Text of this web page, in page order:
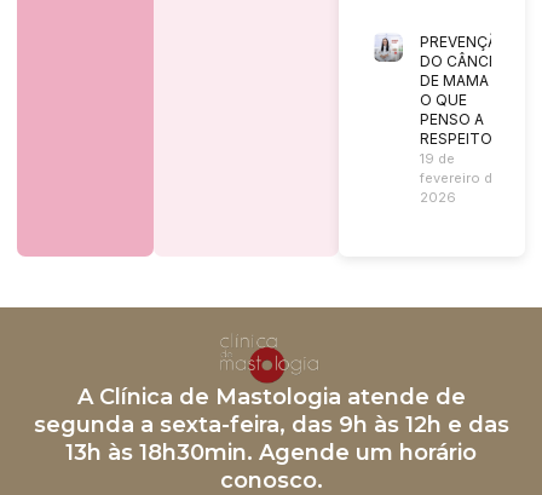
PREVENÇÃO
DO CÂNCER
DE MAMA |
O QUE
PENSO A
RESPEITO?
19 de
fevereiro de
2026
A Clínica de Mastologia atende de
segunda a sexta-feira, das 9h às 12h e das
13h às 18h30min. Agende um horário
conosco.